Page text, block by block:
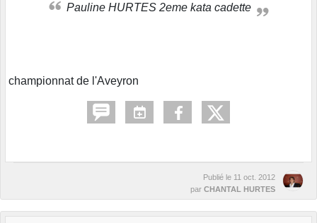
Pauline HURTES 2eme kata cadette
championnat de l'Aveyron
Publié le 11 oct. 2012
par CHANTAL HURTES